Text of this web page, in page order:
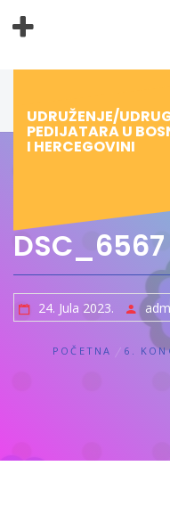
na
UDRUŽENJE/
PEDIJATARA U
I HERCEGOVINI
DSC_6567
24. Jula 2023.
POČETNA 6.